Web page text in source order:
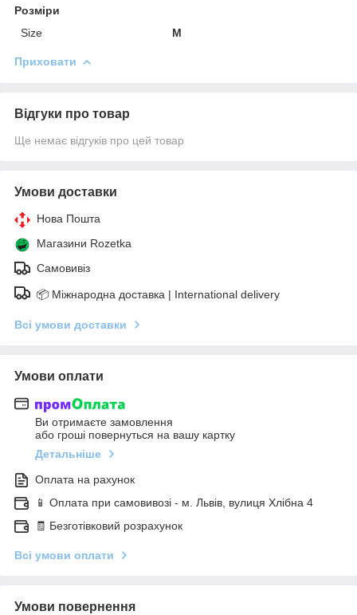
Розміри
Size
M
Приховати
Відгуки про товар
Ще немає відгуків про цей товар
Умови доставки
Нова Пошта
Магазини Rozetka
Самовивіз
📦 Міжнародна доставка | International delivery
Всі умови доставки
Умови оплати
Ви отримаєте замовлення
або гроші повернуться на вашу картку
Детальніше
Оплата на рахунок
📱 Оплата при самовивозі - м. Львів, вулиця Хлібна 4
🧾 Безготівковий розрахунок
Всі умови оплати
Умови повернення